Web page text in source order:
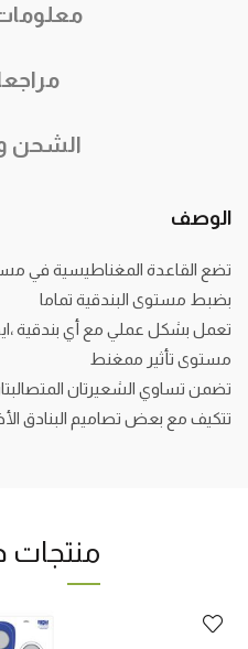
الشحن
الوصف
تضع القاعدة المغناطيسية في
بضبط مستوى البندقية تماما
تعمل بشكل عملي مع أي بندقية
مستوى تأثير ممغنط
تضمن تساوي الشعيرتان
تتكيف مع بعض تصاميم البنادق
منتجات